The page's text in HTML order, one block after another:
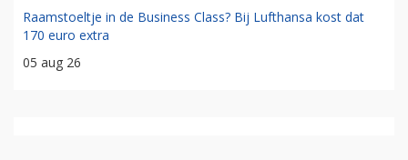
Raamstoeltje in de Business Class? Bij Lufthansa kost dat
170 euro extra
05 aug 26